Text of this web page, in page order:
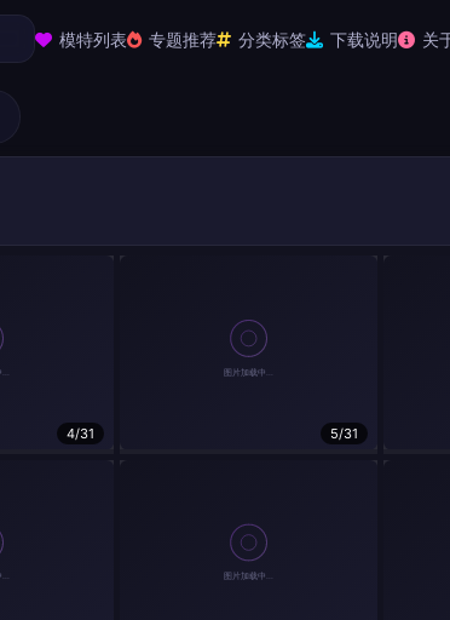
模特列表 专题推荐 分类标签 下载说明 关
4/31 5/31